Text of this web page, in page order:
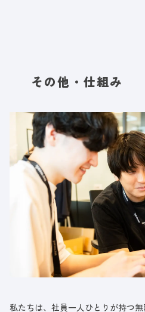
その他・仕組み
私たちは、社員一人ひとりが持つ